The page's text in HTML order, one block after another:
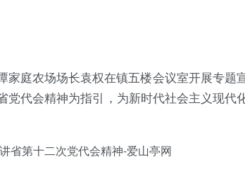
庭农场场长袁权在镇五楼会议室开展专题
代会精神为指引，为新时代社会主义现代